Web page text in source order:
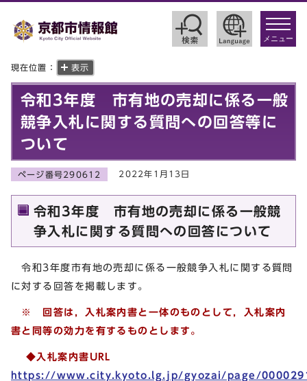
toggle
メニュー
現在位置： 表示
令和3年度 市有地の売却に係る一般
競争入札に関する質問への回答等に
ついて
ページ番号290612 2022年1月13日
令和3年度 市有地の売却に係る一般競
争入札に関する質問への回答について
令和3年度市有地の売却に係る一般競争入札に関する質問
に対する回答を掲載します。
※ 回答は，入札案内書と一体のものとして，入札案内
書と同等の効力を有するものとします。
◆入札案内書URL
https://www.city.kyoto.lg.jp/gyozai/page/